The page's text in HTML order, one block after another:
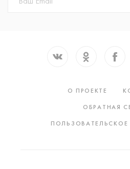
О ПРОЕКТЕ
ОБРАТНАЯ
ПОЛЬЗОВАТЕЛЬСКОЕ